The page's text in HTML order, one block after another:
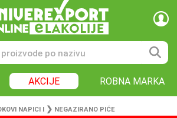
AKCIJE ROBNA MARKA
NAPICI I ❯ NEGAZIRANO PIĆE